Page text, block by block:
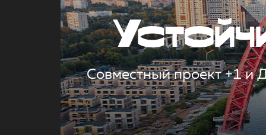
Совместный проект +1 и